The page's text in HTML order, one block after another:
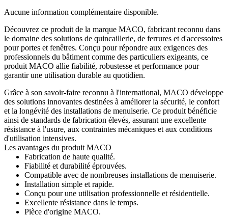
Aucune information complémentaire disponible.
Découvrez ce produit de la marque MACO, fabricant reconnu dans
le domaine des solutions de quincaillerie, de ferrures et d'accessoires
pour portes et fenêtres. Conçu pour répondre aux exigences des
professionnels du bâtiment comme des particuliers exigeants, ce
produit MACO allie fiabilité, robustesse et performance pour
garantir une utilisation durable au quotidien.
Grâce à son savoir-faire reconnu à l'international, MACO développe
des solutions innovantes destinées à améliorer la sécurité, le confort
et la longévité des installations de menuiserie. Ce produit bénéficie
ainsi de standards de fabrication élevés, assurant une excellente
résistance à l'usure, aux contraintes mécaniques et aux conditions
d'utilisation intensives.
Les avantages du produit MACO
Fabrication de haute qualité.
Fiabilité et durabilité éprouvées.
Compatible avec de nombreuses installations de menuiserie.
Installation simple et rapide.
Conçu pour une utilisation professionnelle et résidentielle.
Excellente résistance dans le temps.
Pièce d'origine MACO.